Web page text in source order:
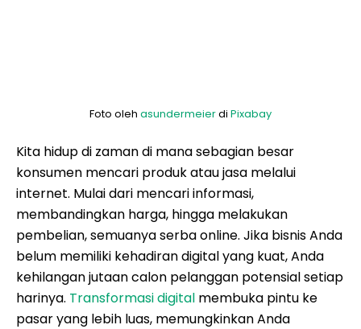
Foto oleh asundermeierdi Pixabay
Kita hidup di zaman di mana sebagian besar
konsumen mencari produk atau jasa melalui
internet. Mulai dari mencari informasi,
membandingkan harga, hingga melakukan
pembelian, semuanya serba online. Jika bisnis Anda
belum memiliki kehadiran digital yang kuat, Anda
kehilangan jutaan calon pelanggan potensial setiap
harinya. Transformasi digital membuka pintu ke
pasar yang lebih luas, memungkinkan Anda